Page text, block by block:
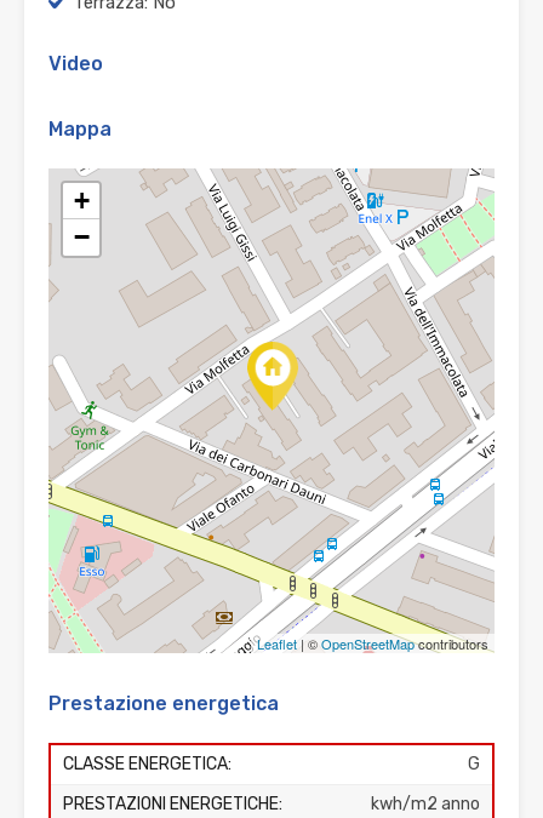
Video
Mappa
+
−
Leaflet| ©OpenStreetMapcontributors
Prestazione energetica
CLASSE ENERGETICA:
G
PRESTAZIONI ENERGETICHE:
kwh/m2 anno